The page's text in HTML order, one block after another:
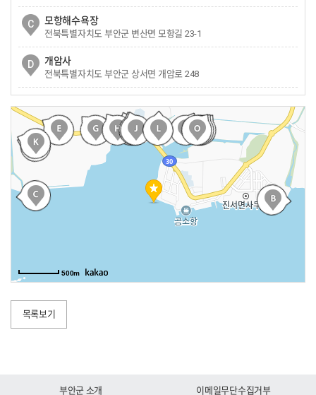
C 모항해수욕장
전북특별자치도 부안군 변산면 모항길 23-1
D 개암사
전북특별자치도 부안군 상서면 개암로 248
E
전북특별자치도 부안군 변산면 참뽕로 434-20
F 부안영상테마파크
전북특별자치도 부안군 변산면 격포로 309-64
G 고사포해수욕장
전북특별자치도 부안군 변산면 노루목길 8-8
전북특별자치도 부안군 변산면 새만금로 29-7
새만금홍보관
전북특별자치도 부안군 변산면 새만금로 6
500m
목록보기
부안군 소개 이메일무단수집거부